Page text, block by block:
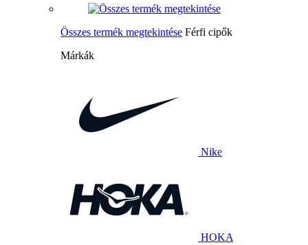
Összes termék megtekintése Férfi cipők
Márkák
Nike
HOKA